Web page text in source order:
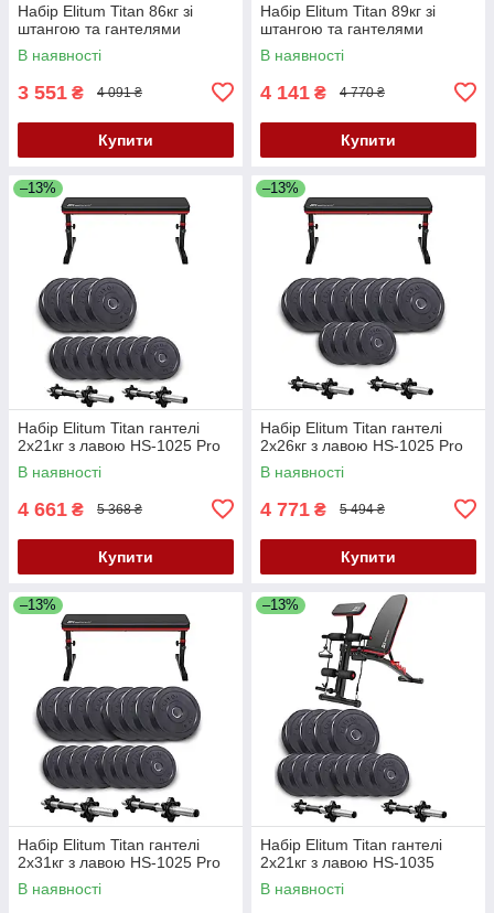
Набір Elitum Titan 86кг зі
штангою та гантелями
В наявності
3 551 ₴ 4 091 ₴
Купити
Набір Elitum Titan 89кг зі
штангою та гантелями
В наявності
4 141 ₴ 4 770 ₴
Купити
–13%
Набір Elitum Titan гантелі
2х21кг з лавою HS-1025 Pro
В наявності
4 661 ₴ 5 368 ₴
Купити
–13%
Набір Elitum Titan гантелі
2х26кг з лавою HS-1025 Pro
В наявності
4 771 ₴ 5 494 ₴
Купити
–13%
Набір Elitum Titan гантелі
2х31кг з лавою HS-1025 Pro
В наявності
–13%
Набір Elitum Titan гантелі
2х21кг з лавою HS-1035
В наявності